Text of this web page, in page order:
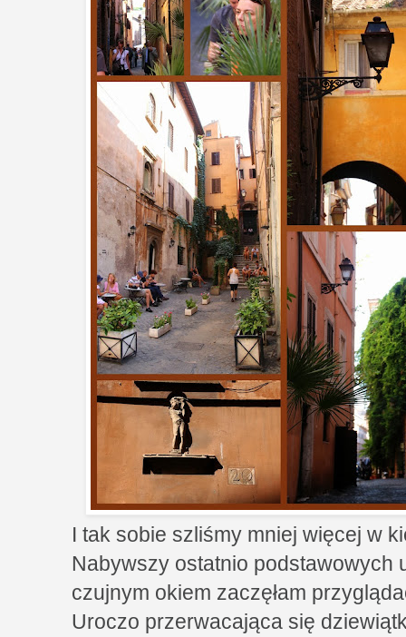
I tak sobie szliśmy mniej więcej w
Nabywszy ostatnio podstawowych
czujnym okiem zaczęłam
Uroczo przerwacająca się